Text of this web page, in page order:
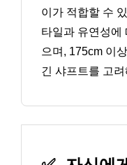
이가 적합할 수
타일과 유연성에
으며, 175cm 이
긴 샤프트를 고